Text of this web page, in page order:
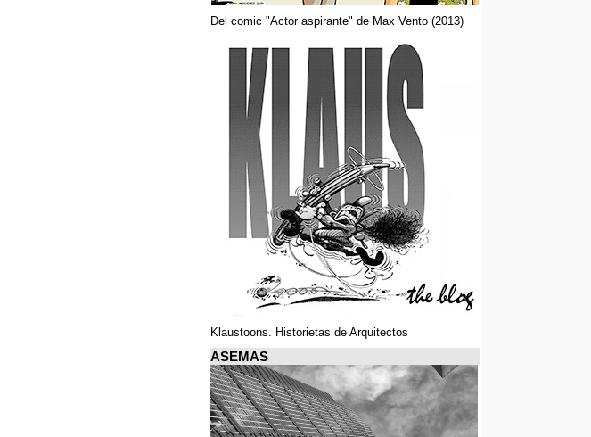
Del comic "Actor aspirante" de Max Vento (2013)
Klaustoons. Historietas de Arquitectos
ASEMAS